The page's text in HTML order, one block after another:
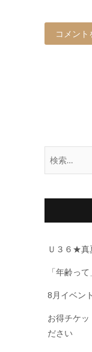
Ｕ３６★真
「年齢って
8月イベン
お得チケッ
ださい